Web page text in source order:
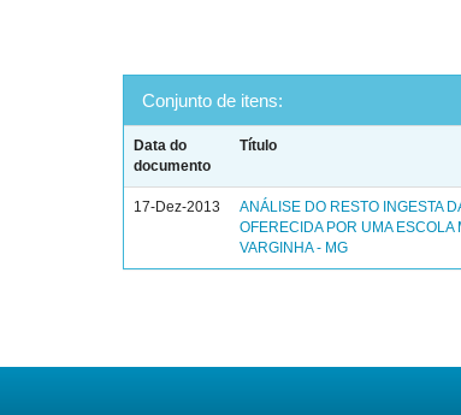
Conjunto de itens:
Data do
documento
Título
17-Dez-2013
ANÁLISE DO RESTO INGESTA
OFERECIDA POR UMA ESCOLA
VARGINHA - MG